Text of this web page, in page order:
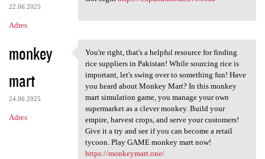
22.06.2025
Adres
monkey
mart
24.06.2025
Adres
You're right, that's a
You're right, that's a helpful resource for finding
rice suppliers in Pakistan! While sourcing rice is
important, let's swing over to something fun! Have
you heard about Monkey Mart? In this monkey
mart simulation game, you manage your own
supermarket as a clever monkey. Build your
empire, harvest crops, and serve your customers!
Give it a try and see if you can become a retail
tycoon. Play GAME monkey mart now!
https://monkeymart.one/